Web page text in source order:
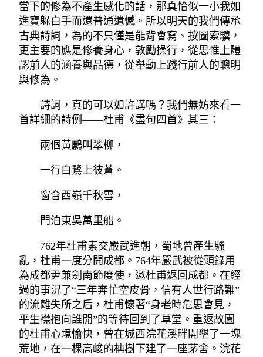
當下的修為不產生感化的話，那真恰似一小我如
進寶躲白手而還普通遺憾。所以明天的我們傳承
古典詩詞，為的不只僅是能背會寫、按圖索驥，
更主要的應是修養身心，敦勵操行，從思惟上體
認前人的涵養與品德，從舉動上踐行前人的聰明
與修為。
詩詞，真的可以如許講嗎？我們無妨來看一
首詳細的詩例——杜甫《盡句四首》其三：
兩個黃鸝叫翠柳，
一行白鷺上彼蒼。
窗含西嶺千秋雪，
門泊東吳萬里船。
762年杜甫素交嚴武進朝，蜀地曾產生騷
亂，杜甫一度分開成都。764年嚴武被從頭錄用
為成都尹兼劍南節度使，邀杜甫返回成都。在經
過的事況了“三年奔忙空皮骨，信有人世行路難”
的流離失所之后，杜甫懷著“身老時危思會見，
平生襟抱向誰開”的等待回到了草堂。重返故園
的杜甫心境愉快，曾在城西浣花溪畔開墾了一塊
荒地，在一棵高峻的柟樹下建了一座茅舍。浣花